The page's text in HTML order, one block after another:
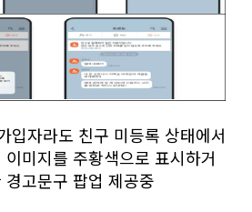
자라도 친구 미등록 상태에서
미지를 주황색으로 표시하거
고문구 팝업 제공중